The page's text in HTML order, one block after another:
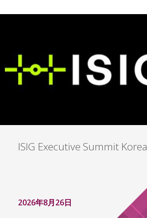
ISIG Executive Summit Korea
2026年8月26日